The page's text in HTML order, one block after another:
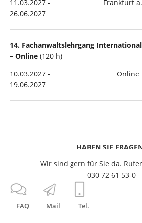
11.03.2027 -
26.06.2027
Frankfurt
14. Fachanwaltslehrgang
– Online (120 h)
10.03.2027 -
19.06.2027
Online
FAQ Mail Tel.
HABEN SIE
Wir sind gern für Sie da.
030 72 61 53-0